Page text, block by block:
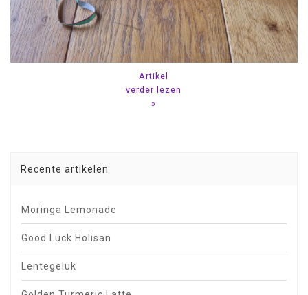
Artikel
verder lezen
»
Recente artikelen
Moringa Lemonade
Good Luck Holisan
Lentegeluk